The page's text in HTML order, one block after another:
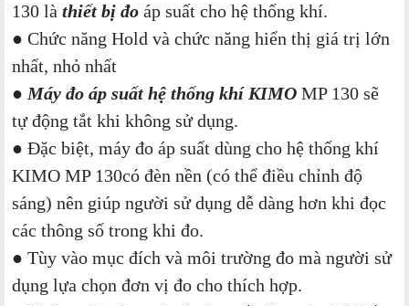
130 là thiết bị đo áp suất cho hệ thống khí.
● Chức năng Hold và chức năng hiển thị giá trị lớn
nhất, nhỏ nhất
● Máy đo áp suất hệ thống khí KIMO MP 130 sẽ
tự động tắt khi không sử dụng.
● Đặc biệt, máy đo áp suất dùng cho hệ thống khí
KIMO MP 130có đèn nền (có thể điều chỉnh độ
sáng) nên giúp người sử dụng dễ dàng hơn khi đọc
các thông số trong khi đo.
● Tùy vào mục đích và môi trường đo mà người sử
dụng lựa chọn đơn vị đo cho thích hợp.